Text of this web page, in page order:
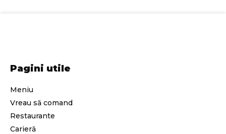
Pagini utile
Meniu
Vreau să comand
Restaurante
Carieră